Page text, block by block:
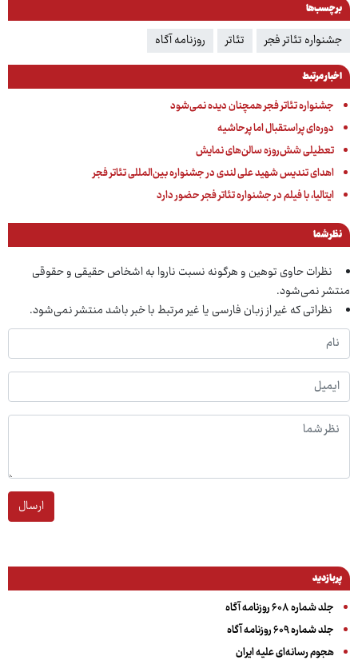
برچسب‌ها
جشنواره تئاتر فجر تئاتر روزنامه آگاه
اخبار مرتبط
جشنواره تئاتر فجر همچنان دیده نمی‌شود
دوره‌ای پراستقبال اما پرحاشیه
تعطیلی شش‌روزه سالن‌های نمایش
اهدای تندیس شهید علی لندی در جشنواره بین‌المللی تئاتر فجر
ایتالیا، با فیلم در جشنواره تئاتر فجر حضور دارد
نظر شما
نظرات حاوی توهین و هرگونه نسبت ناروا به اشخاص حقیقی و حقوقی
منتشر نمی‌شود.
نظراتی که غیر از زبان فارسی یا غیر مرتبط با خبر باشد منتشر نمی‌شود.
ارسال
پربازدید
جلد شماره ۶۰۸ روزنامه آگاه
جلد شماره ۶۰۹ روزنامه آگاه
هجوم رسانه‌ای علیه ایران